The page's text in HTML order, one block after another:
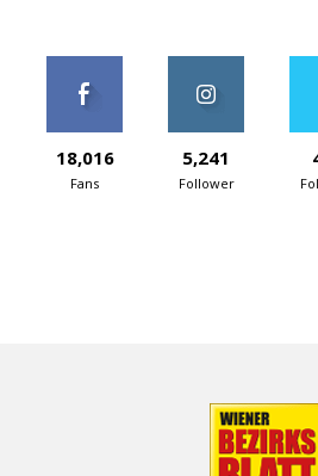
18,016
Fans
5,241
Follower